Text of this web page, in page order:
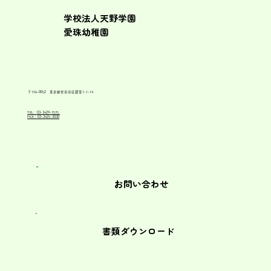
学校法人天野学園
愛珠幼稚園
TEL：03-3429-7575
FAX：03-3425-3030
〒156-0052 東京都世田谷区経堂1-1-14
お問い合わせ
書類ダウンロード